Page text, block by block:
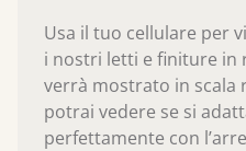
Usa il tuo cellulare per
i nostri letti e finiture in
verrà mostrato in scala
potrai vedere se si
perfettamente con